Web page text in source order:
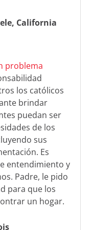
California
problema
los católicos
brindar
puedan ser
de los
sus
Es
entendimiento y
Padre, le pido
para que los
un hogar.